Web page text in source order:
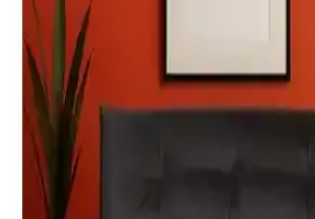
Kadife bambu çizgili çekyat örtüsü, şık
ve kolay temizlenebilir yapısıyla yaşam
katar.
Adarya ve Serstil Marka Baza
Karşılaştırması ve En İyi
İki popüler baza altı hurç markası Adarya
kullanıcı yorumları ve avantajlarıyla detaylı
seçimi yapmanız için tüm önemli noktalar